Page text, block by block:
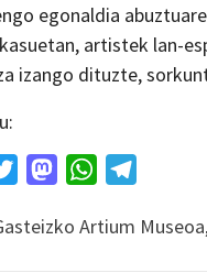
egonaldia
artistek lan-
izango dituzte,
TwitterMastodonWhatsApp
Artium Museoa